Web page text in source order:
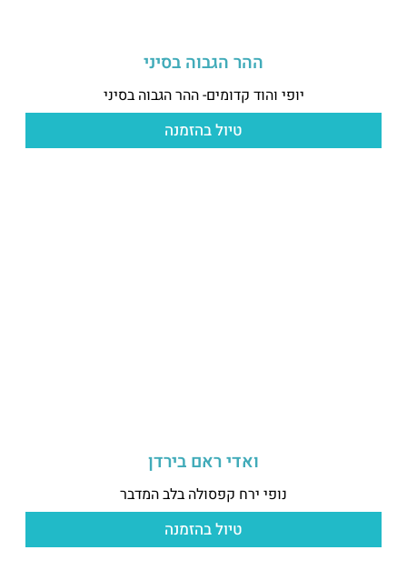
ההר הגבוה בסיני
יופי והוד קדומים- ההר הגבוה בסיני
טיול בהזמנה
ואדי ראם בירדן
נופי ירח קפסולה בלב המדבר
טיול בהזמנה